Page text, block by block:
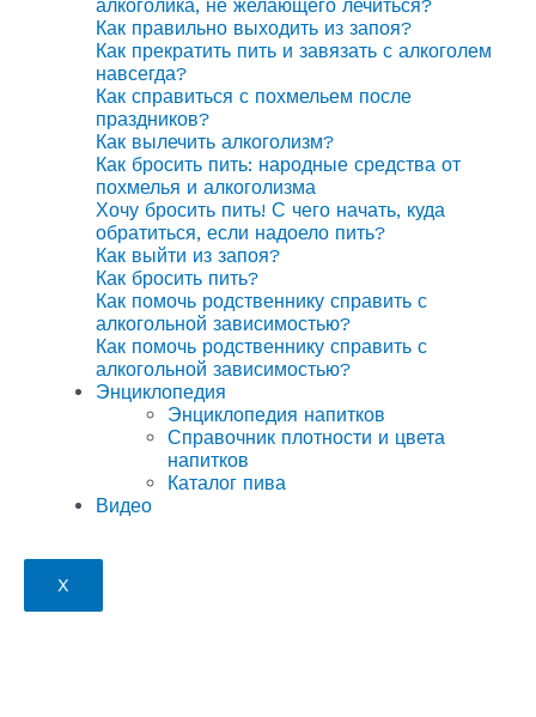
алкоголика, не желающего лечиться?
Как правильно выходить из запоя?
Как прекратить пить и завязать с алкоголем
навсегда?
Как справиться с похмельем после
праздников?
Как вылечить алкоголизм?
Как бросить пить: народные средства от
похмелья и алкоголизма
Хочу бросить пить! С чего начать, куда
обратиться, если надоело пить?
Как выйти из запоя?
Как бросить пить?
Как помочь родственнику справить с
алкогольной зависимостью?
Как помочь родственнику справить с
алкогольной зависимостью?
Энциклопедия
Энциклопедия напитков
Справочник плотности и цвета
напитков
Каталог пива
Видео
X